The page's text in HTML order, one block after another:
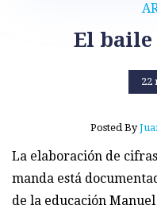
El baile
22
Posted By
La elaboración de
manda está
de la educación